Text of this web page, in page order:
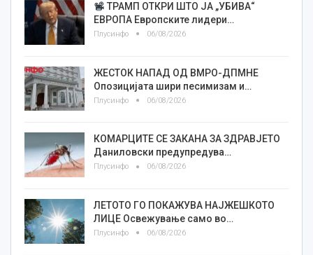
ТРАМП ОТКРИ ШТО ЈА „УБИВА“
ЕВРОПА Европските лидери…
Плусинфо 06/08/2026
ЖЕСТОК НАПАД ОД ВМРО-ДПМНЕ
Опозицијата шири песимизам и…
Плусинфо 06/08/2026
КОМАРЦИТЕ СЕ ЗАКАНА ЗА ЗДРАВЈЕТО
Даниловски предупредува…
Плусинфо 06/08/2026
ЛЕТОТО ГО ПОКАЖУВА НАЈЖЕШКОТО
ЛИЦE Освежување само во…
Плусинфо 06/08/2026